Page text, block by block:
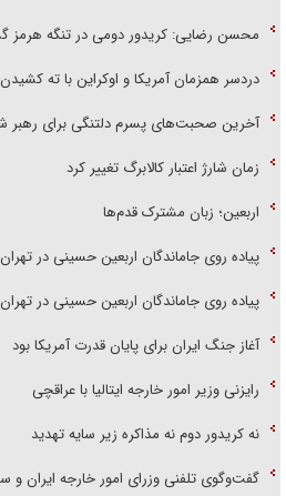
محسن رضایی: کریدور دومی در تنگه هرمز
دردسر همزمان آمریکا و اوکراین با ته
آخرین صحبت‌های پسرم دلتنگی برای رهبر
زمان شارژ اعتبار کالابرگ تغییر کرد
اربعین؛ زبان مشترک قدم‌ها
پیاده روی جاماندگان اربعین حسینی در تهران
پیاده روی جاماندگان اربعین حسینی در تهران
آغاز جنگ ایران برای پایان قدرت آمریکا بود
رایزنی وزیر امور خارجه ایتالیا با عراقچی
نه کریدور دوم نه مذاکره زیر سایه تهدید
گفت‌وگوی تلفنی وزرای امور خارجه ایران و